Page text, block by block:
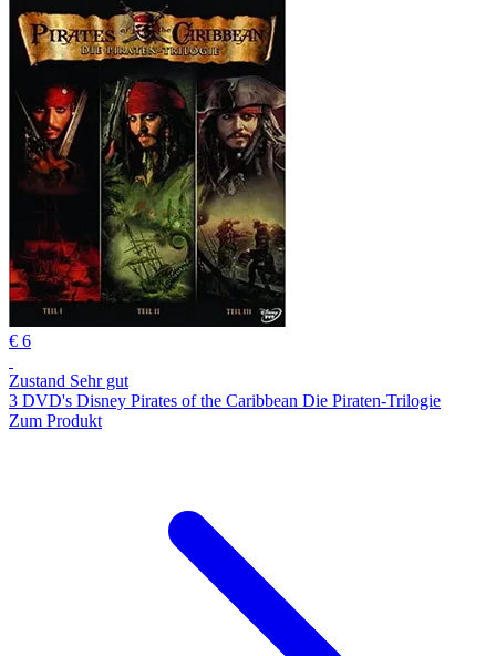
€ 6
Zustand Sehr gut
3 DVD's Disney Pirates of the Caribbean Die Piraten-Trilogie
Zum Produkt